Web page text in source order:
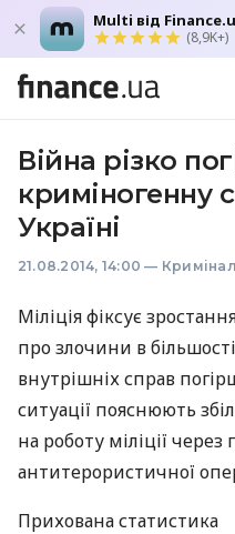
Multi від
(8,9K+)
Війна різко
криміногенну
Україні
21.08.2014, 14:00 — Кримінал
Міліція фіксує
про злочини в
внутрішніх справ
ситуації пояснюють
на роботу міліції
антитерористичної
Прихована статистика